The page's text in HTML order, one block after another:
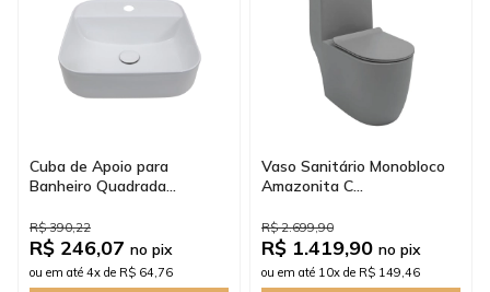
Cuba de Apoio para
Banheiro Quadrada...
R$ 390,22
R$ 246,07 no pix
ou em até 4x de R$ 64,76
Vaso Sanitário Monobloco
Amazonita C...
R$ 2.699,90
R$ 1.419,90 no pix
ou em até 10x de R$ 149,46